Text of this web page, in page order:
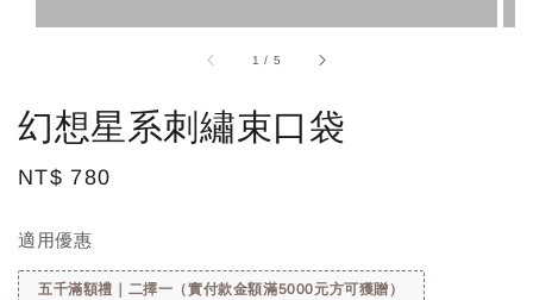
1 / 5
幻想星系刺繡束口袋
Regular
NT$ 780
適用優惠
五千滿額禮｜二擇一（實付款金額滿5000元方可獲贈）